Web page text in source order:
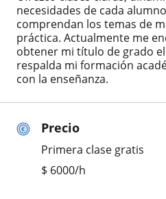
Precio
Primera clase gratis
$ 6000/h
necesidades de cada
comprendan los temas de
práctica. Actualmente me
obtener mi título de grado
respalda mi formación
con la enseñanza.